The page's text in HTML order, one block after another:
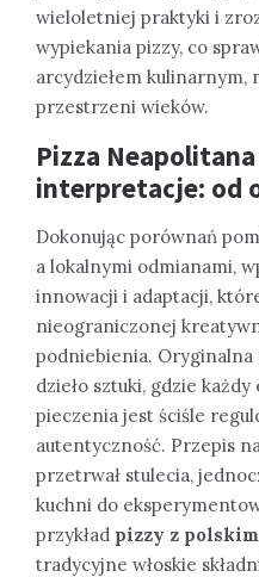
wieloletniej praktyki i
wypiekania pizzy, co
arcydziełem kulinarnym,
przestrzeni wieków.
Pizza
interpretacje: od
Dokonując porównań
a lokalnymi odmianami,
innowacji i adaptacji,
nieograniczonej
podniebienia. Oryginalna
dzieło sztuki, gdzie
pieczenia jest ściśle
autentyczność. Przepis
przetrwał stulecia,
kuchni do
przykład pizzy z
tradycyjne włoskie